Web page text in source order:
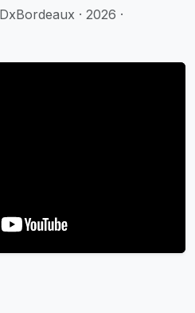
· 2026 ·